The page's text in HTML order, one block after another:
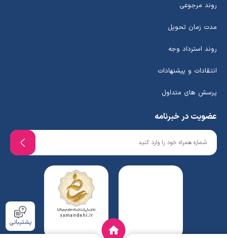
روند مرجوعی
مدت زمان تحویل
روند استرداد وجه
انتقادات و پیشنهادات
پرسش های متداول
عضویت در خبرنامه
پشتیبانی